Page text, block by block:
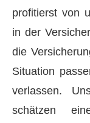
profitierst von
in der
die
Situation
verlassen.
schätzen